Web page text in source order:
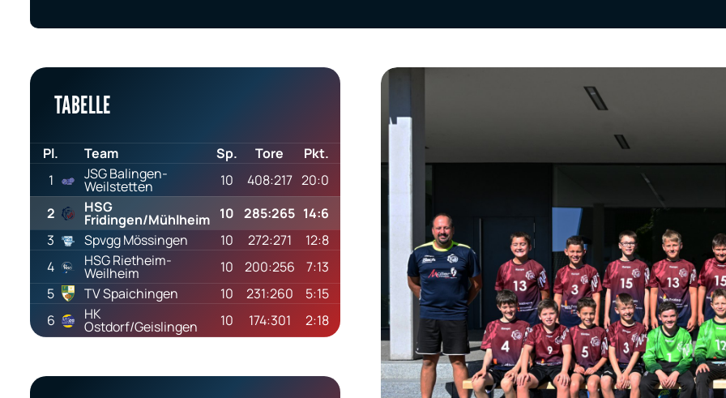
TABELLE
Pl. Team Sp. Tore
Pkt.
1
JSG Balingen-
Weilstetten 10 408:217 20:0
2
HSG
Fridingen/Mühlheim 10 285:265 14:6
3
Spvgg Mössingen 10 272:271
12:8
4
HSG Rietheim-
Weilheim 10 200:256
7:13
5
TV Spaichingen 10 231:260
5:15
6
HK
Ostdorf/Geislingen 10 174:301 2:18